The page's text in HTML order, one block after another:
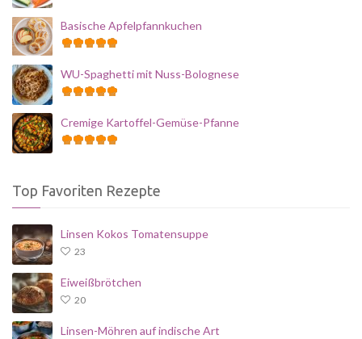
Basische Apfelpfannkuchen
WU-Spaghetti mit Nuss-Bolognese
Cremige Kartoffel-Gemüse-Pfanne
Top Favoriten Rezepte
Linsen Kokos Tomatensuppe
23
Eiweißbrötchen
20
Linsen-Möhren auf indische Art